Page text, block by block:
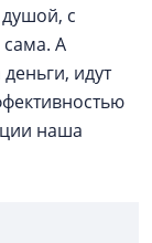
с
сама. А
идут
наша